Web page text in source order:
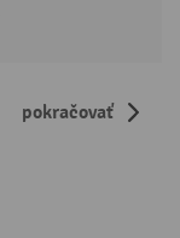
pokračovať